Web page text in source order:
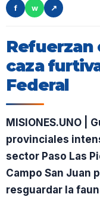
f
w ↗
Refuerzan
caza
Federal
MISIONES.UNO |
provinciales
sector Paso Las
Campo San Juan
resguardar la